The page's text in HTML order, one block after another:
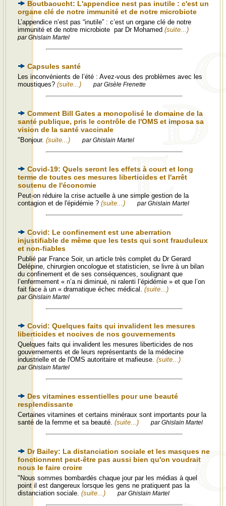
Boutbaoucht: L'appendice nest pas inutile : c'est un
organe clé de notre immunité et de notre microbiote
L’appendice n’est pas “inutile” : c’est un organe clé de notre
immunité et de notre microbiote par Dr Mohamed (suite...)
par Ghislain Martel
Capsules santé
Les inconvénients de l’été : Avez-vous des problèmes avec les
moustiques? (suite...) par Gisèle Frenette
Comment Bill Gates a monopolisé le domaine de la
santé publique, pris le contrôle de l'OMS et imposa sa
vision de la santé vaccinale
"Bonjour. (suite...) par Ghislain Martel
Covid-19: Quels seront les effets à court et long
terme de toutes ces mesures liberticides et l'arrêt
soutenu de l'économie
Peut-on réduire la crise actuelle à une simple gestion de la
contagion et de l'épidémie ? (suite...) par Ghislain Martel
Covid: Le confinement est une aberration
injustifiable de même que les tests qui sont frauduleux
et non-fiables
Publié par France Soir, un article très complet du Dr Gerard
Delépine, chirurgien oncologue et statisticien, se livre à un bilan
du confinement et de ses conséquences, soulignant que
l’enfermement « n’a ni diminué, ni ralenti l’épidémie » et que l’on
fait face à un « dramatique échec médical. (suite...)
par Ghislain Martel
Covid: Quelques faits qui invalident les mesures
liberticides et nocives de nos gouvernements
Quelques faits qui invalident les mesures liberticides de nos
gouvernements et de leurs représentants de la médecine
industrielle et de l'OMS autoritaire et mafieuse. (suite...)
par Ghislain Martel
Des vitamines essentielles pour une beauté
resplendissante
Certaines vitamines et certains minéraux sont importants pour la
santé de la femme et sa beauté. (suite...) par Ghislain Martel
Dr Bailey: La distanciation sociale et les masques ne
fonctionnent peut-être pas aussi bien qu'on voudrait
nous le faire croire
"Nous sommes bombardés chaque jour par les médias à quel
point il est dangereux lorsque les gens ne pratiquent pas la
distanciation sociale. (suite...) par Ghislain Martel